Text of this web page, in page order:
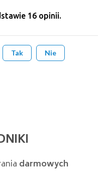
16opinii.
Tak Nie
darmowych